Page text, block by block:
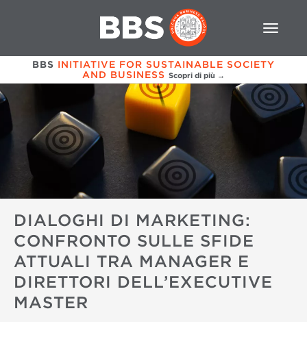
BBS INITIATIVE FOR SUSTAINABLE SOCIETY
AND BUSINESS Scopri di più →
DIALOGHI DI MARKETING:
CONFRONTO SULLE SFIDE
ATTUALI TRA MANAGER E
DIRETTORI DELL’EXECUTIVE
MASTER